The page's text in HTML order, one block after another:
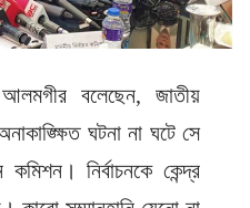
আলমগীর বলেছেন, জাতীয়
ঘটনা না ঘটে সে
কমিশন। নির্বাচনকে কেন্দ্র